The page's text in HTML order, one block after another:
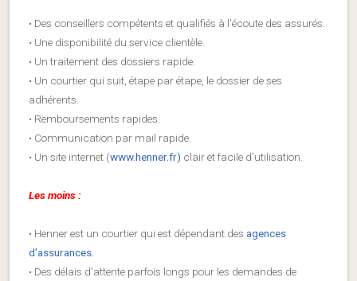
• Des conseillers compétents et qualifiés à l’écoute des assurés.
• Une disponibilité du service clientèle.
• Un traitement des dossiers rapide.
• Un courtier qui suit, étape par étape, le dossier de ses
adhérents.
• Remboursements rapides.
• Communication par mail rapide.
• Un site internet (www.henner.fr) clair et facile d’utilisation.
Les moins :
• Henner est un courtier qui est dépendant des agences
d’assurances.
• Des délais d’attente parfois longs pour les demandes de